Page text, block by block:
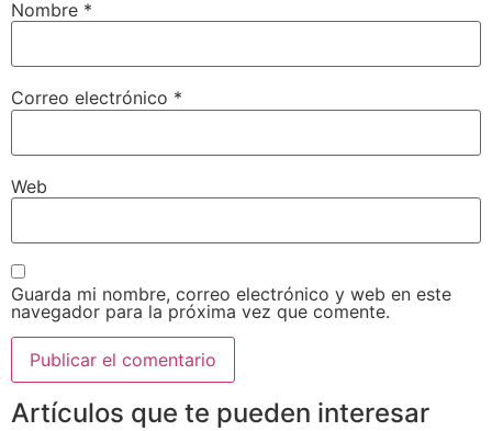
Nombre *
Correo electrónico *
Web
Guarda mi nombre, correo electrónico y web en este
navegador para la próxima vez que comente.
Artículos que te pueden interesar